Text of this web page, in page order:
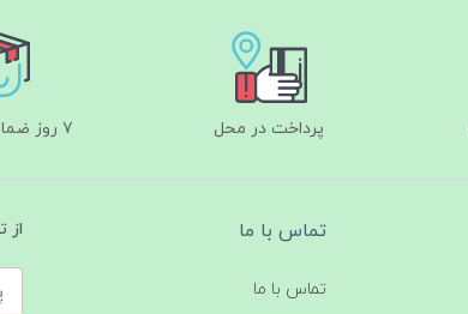
پرداخت در محل ۷ روز ضمانت بازگشت
تماس با ما
تماس با ما
از